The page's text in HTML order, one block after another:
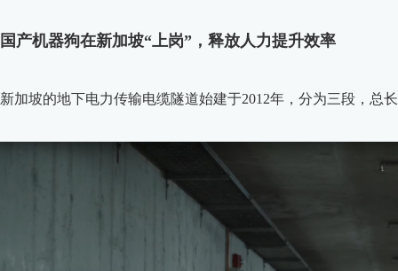
国产机器狗在新加坡“上岗”，释放人力提升效率
新加坡的地下电力传输电缆隧道始建于2012年，分为三段，总